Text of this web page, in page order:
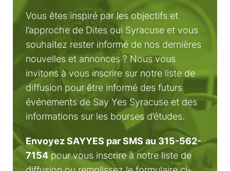
Vous êtes inspiré par les objectifs et
l’approche de Dites oui Syracuse et vous
souhaitez rester informé de nos dernières
nouvelles et annonces ? Nous vous
invitons à vous inscrire sur notre liste de
diffusion pour être informé des futurs
événements de Say Yes Syracuse et des
informations sur les bourses d’études.
Envoyez SAYYES par SMS au 315-562-
7154 pour vous inscrire à notre liste de